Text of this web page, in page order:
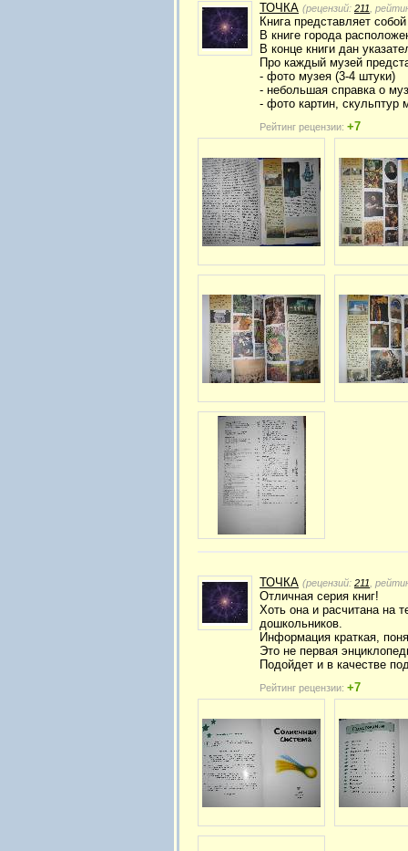
ТОЧКА (рецензий: 211 ,
Книга представляет
В книге города
В конце книги дан
Про каждый музей
- фото музея (3-4 штуки)
- небольшая справка о
- фото картин, скульптур
Рейтинг рецензии: +7
ТОЧКА (рецензий: 211 ,
Отличная серия книг!
Хоть она и расчитана на
дошкольников.
Информация краткая,
Это не первая
Подойдет и в качестве
Рейтинг рецензии: +7